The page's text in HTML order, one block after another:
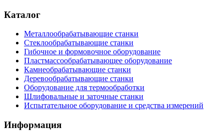
Каталог
Металлообрабатывающие станки
Стеклообрабатывающие станки
Гибочное и формовочное оборудование
Пластмассообрабатывающее оборудование
Камнеобрабатывающие станки
Деревообрабатывающие станки
Оборудование для термообработки
Шлифовальные и заточные станки
Испытательное оборудование и средства измерений
Информация